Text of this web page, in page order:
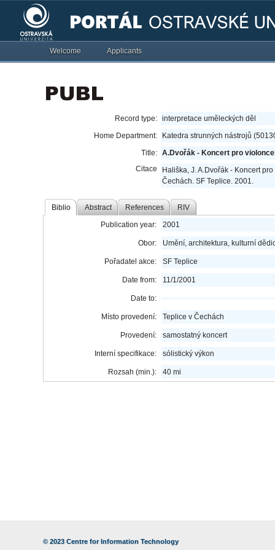
Welcome Applicants
Record type: interpretace uměleckých děl
Home Department:
Katedra strunných nástrojů
Title: A.Dvořák - Koncert pro
Citace
Hališka, J. A.Dvořák - Koncert
Čechách. SF Teplice. 2001.
Biblio Abstract References RIV
Publication year: 2001
Obor: Umění, architektura, kulturní
Pořadatel akce: SF Teplice
Date from: 11/1/2001
Date to:
Místo provedení: Teplice v Čechách
Provedení: samostatný koncert
Interní specifikace: sólistický výkon
Rozsah (min.): 40 mi
© 2023 Centre for Information Technology